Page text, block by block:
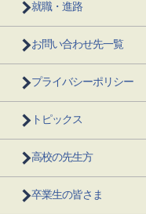
就職・進路
お問い合わせ先一覧
プライバシーポリシー
トピックス
高校の先生方
卒業生の皆さま